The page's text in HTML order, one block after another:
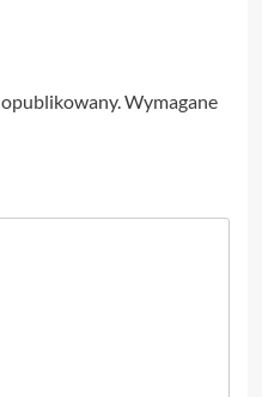
Wymagane